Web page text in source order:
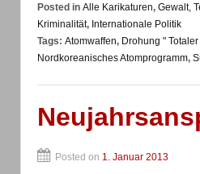
Posted in Alle Karikaturen, Gewalt,
Kriminalität, Internationale Politik
Tags: Atomwaffen, Drohung "
Nordkoreanisches Atomprogramm,
Posted on 1. Januar 2013